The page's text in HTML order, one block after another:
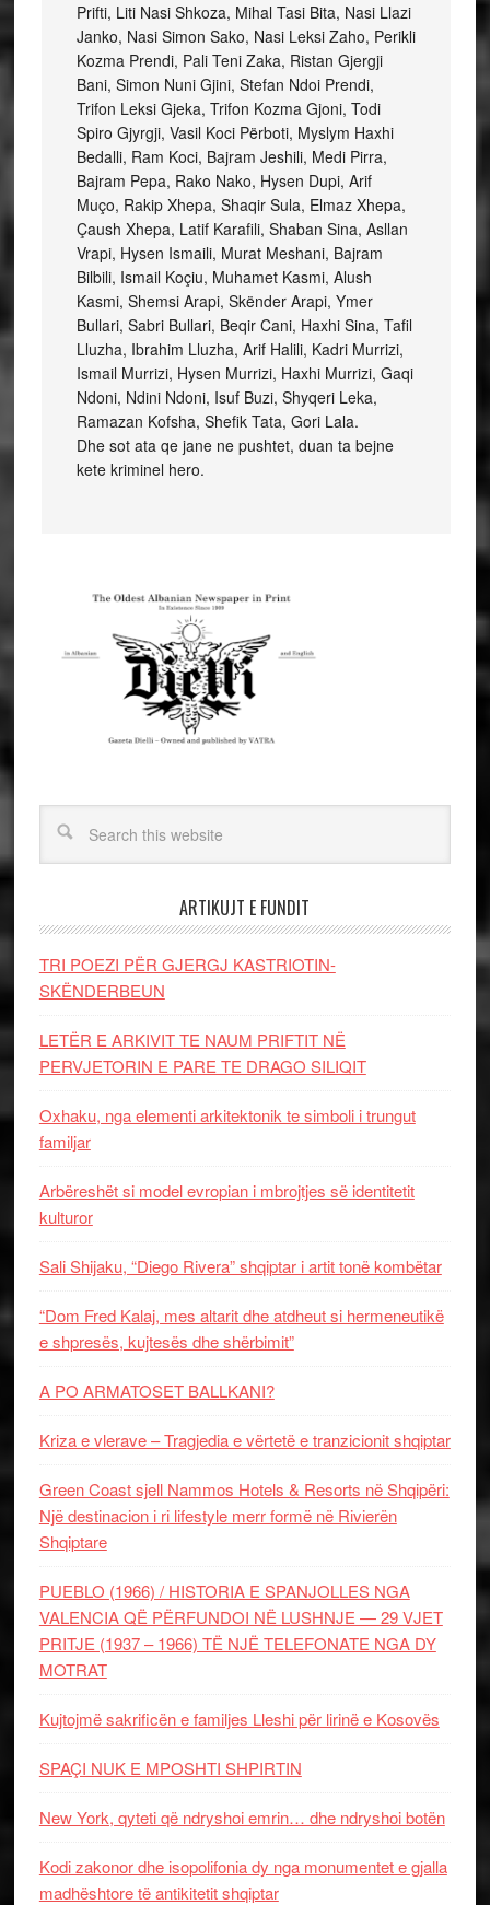
Prifti, Liti Nasi Shkoza, Mihal Tasi Bita, Nasi Llazi
Janko, Nasi Simon Sako, Nasi Leksi Zaho, Perikli
Kozma Prendi, Pali Teni Zaka, Ristan Gjergji
Bani, Simon Nuni Gjini, Stefan Ndoi Prendi,
Trifon Leksi Gjeka, Trifon Kozma Gjoni, Todi
Spiro Gjyrgji, Vasil Koci Përboti, Myslym Haxhi
Bedalli, Ram Koci, Bajram Jeshili, Medi Pirra,
Bajram Pepa, Rako Nako, Hysen Dupi, Arif
Muço, Rakip Xhepa, Shaqir Sula, Elmaz Xhepa,
Çaush Xhepa, Latif Karafili, Shaban Sina, Asllan
Vrapi, Hysen Ismaili, Murat Meshani, Bajram
Bilbili, Ismail Koçiu, Muhamet Kasmi, Alush
Kasmi, Shemsi Arapi, Skënder Arapi, Ymer
Bullari, Sabri Bullari, Beqir Cani, Haxhi Sina, Tafil
Lluzha, Ibrahim Lluzha, Arif Halili, Kadri Murrizi,
Ismail Murrizi, Hysen Murrizi, Haxhi Murrizi, Gaqi
Ndoni, Ndini Ndoni, Isuf Buzi, Shyqeri Leka,
Ramazan Kofsha, Shefik Tata, Gori Lala.
Dhe sot ata qe jane ne pushtet, duan ta bejne
kete kriminel hero.
ARTIKUJT E FUNDIT
TRI POEZI PËR GJERGJ KASTRIOTIN-
SKËNDERBEUN
LETËR E ARKIVIT TE NAUM PRIFTIT NË
PERVJETORIN E PARE TE DRAGO SILIQIT
Oxhaku, nga elementi arkitektonik te simboli i trungut
familjar
Arbëreshët si model evropian i mbrojtjes së identitetit
kulturor
Sali Shijaku, “Diego Rivera” shqiptar i artit tonë kombëtar
“Dom Fred Kalaj, mes altarit dhe atdheut si hermeneutikë
e shpresës, kujtesës dhe shërbimit”
A PO ARMATOSET BALLKANI?
Kriza e vlerave – Tragjedia e vërtetë e tranzicionit shqiptar
Green Coast sjell Nammos Hotels & Resorts në Shqipëri:
Një destinacion i ri lifestyle merr formë në Rivierën
Shqiptare
PUEBLO (1966) / HISTORIA E SPANJOLLES NGA
VALENCIA QË PËRFUNDOI NË LUSHNJE — 29 VJET
PRITJE (1937 – 1966) TË NJË TELEFONATE NGA DY
MOTRAT
Kujtojmë sakrificën e familjes Lleshi për lirinë e Kosovës
SPAÇI NUK E MPOSHTI SHPIRTIN
New York, qyteti që ndryshoi emrin… dhe ndryshoi botën
Kodi zakonor dhe isopolifonia dy nga monumentet e gjalla
madhështore të antikitetit shqiptar